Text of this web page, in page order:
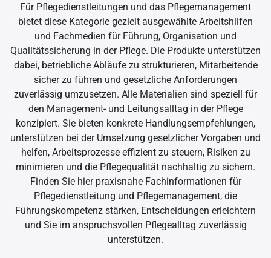
Für Pflegedienstleitungen und das Pflegemanagement
bietet diese Kategorie gezielt ausgewählte Arbeitshilfen
und Fachmedien für Führung, Organisation und
Qualitätssicherung in der Pflege. Die Produkte unterstützen
dabei, betriebliche Abläufe zu strukturieren, Mitarbeitende
sicher zu führen und gesetzliche Anforderungen
zuverlässig umzusetzen. Alle Materialien sind speziell für
den Management- und Leitungsalltag in der Pflege
konzipiert. Sie bieten konkrete Handlungsempfehlungen,
unterstützen bei der Umsetzung gesetzlicher Vorgaben und
helfen, Arbeitsprozesse effizient zu steuern, Risiken zu
minimieren und die Pflegequalität nachhaltig zu sichern.
Finden Sie hier praxisnahe Fachinformationen für
Pflegedienstleitung und Pflegemanagement, die
Führungskompetenz stärken, Entscheidungen erleichtern
und Sie im anspruchsvollen Pflegealltag zuverlässig
unterstützen.